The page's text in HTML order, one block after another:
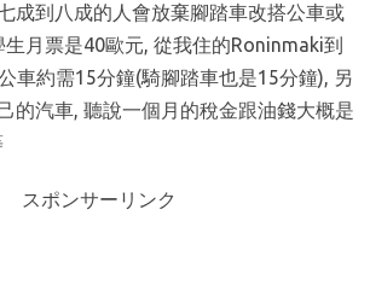
成到八成的人會放棄腳踏車改搭公車或
生月票是40歐元, 從我住的Roninmaki到
車約需15分鐘(騎腳踏車也是15分鐘), 另
的汽車, 聽說一個月的稅金跟油錢大概是
スポンサーリンク